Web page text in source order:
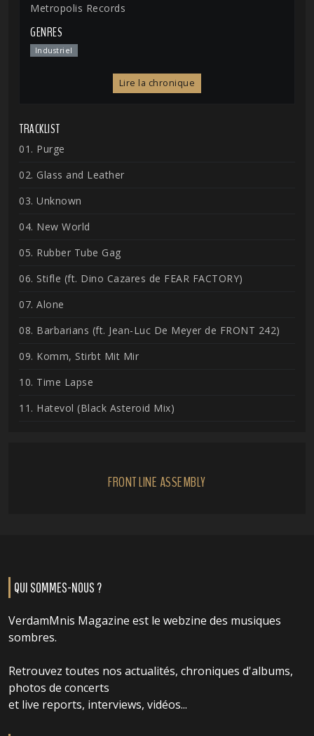
Metropolis Records
GENRES
Industriel
Lire la chronique
TRACKLIST
01. Purge
02. Glass and Leather
03. Unknown
04. New World
05. Rubber Tube Gag
06. Stifle (ft. Dino Cazares de FEAR FACTORY)
07. Alone
08. Barbarians (ft. Jean-Luc De Meyer de FRONT 242)
09. Komm, Stirbt Mit Mir
10. Time Lapse
11. Hatevol (Black Asteroid Mix)
FRONT LINE ASSEMBLY
QUI SOMMES-NOUS ?
VerdamMnis Magazine est le webzine des musiques
sombres.
Retrouvez toutes nos actualités, chroniques d'albums,
photos de concerts
et live reports, interviews, vidéos...